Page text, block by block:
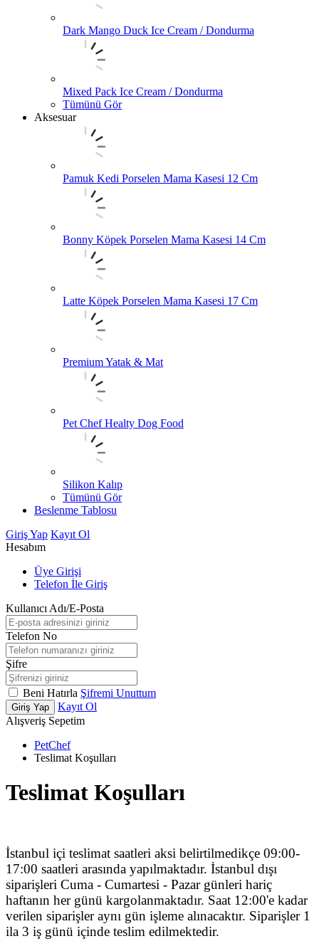
Dark Mango Duck Ice Cream / Dondurma
Mixed Pack Ice Cream / Dondurma
Tümünü Gör
Aksesuar
Pamuk Kedi Porselen Mama Kasesi 12 Cm
Bonny Köpek Porselen Mama Kasesi 14 Cm
Latte Köpek Porselen Mama Kasesi 17 Cm
Premium Yatak & Mat
Pet Chef Healty Dog Food
Silikon Kalıp
Tümünü Gör
Beslenme Tablosu
Giriş Yap Kayıt Ol
Hesabım
Üye Girişi
Telefon İle Giriş
Kullanıcı Adı/E-Posta
Telefon No
Şifre
Beni Hatırla Şifremi Unuttum
Giriş Yap
Kayıt Ol
Alışveriş Sepetim
PetChef
Teslimat Koşulları
Teslimat Koşulları
İstanbul içi teslimat saatleri aksi belirtilmedikçe 09:00-
17:00 saatleri arasında yapılmaktadır. İstanbul dışı
siparişleri Cuma - Cumartesi - Pazar günleri hariç
haftanın her günü kargolanmaktadır. Saat 12:00'e kadar
verilen siparişler aynı gün işleme alınacaktır. Siparişler 1
ila 3 iş günü içinde teslim edilmektedir.